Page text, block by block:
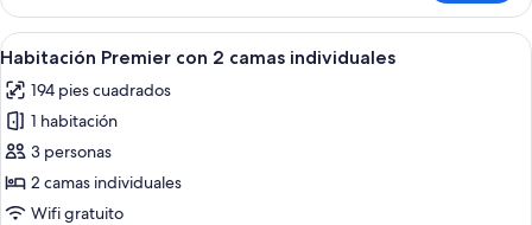
individual
Confort
Abrir
todas
las
fotos
de
Habitación
Premier
Habitación de hotel con una cama
7
Habitación Premier con 2 camas individuales
194 pies cuadrados
1 habitación
3 personas
2 camas individuales
Wifi gratuito